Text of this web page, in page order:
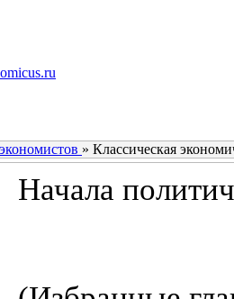
» Классическая
Начала